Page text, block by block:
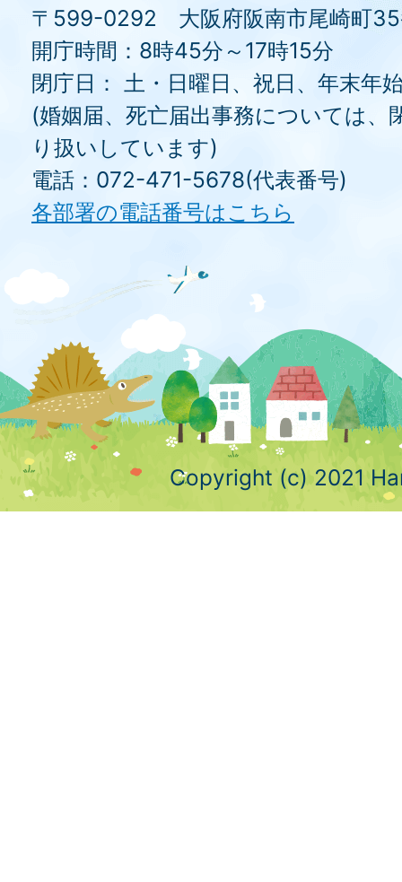
〒599-0292 大阪府阪南市尾崎町35
開庁時間：8時45分～17時15分
閉庁日： 土・日曜日、祝日、年末年
(婚姻届、死亡届出事務については、
り扱いしています)
電話：072-471-5678(代表番号)
各部署の電話番号はこちら
Copyright (c) 2021